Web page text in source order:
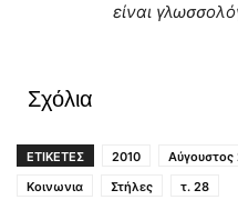
είναι
Σχόλια
ΕΤΙΚΕΤΕΣ 2010 Αύγουστος
Κοινωνια
Στήλες τ. 28